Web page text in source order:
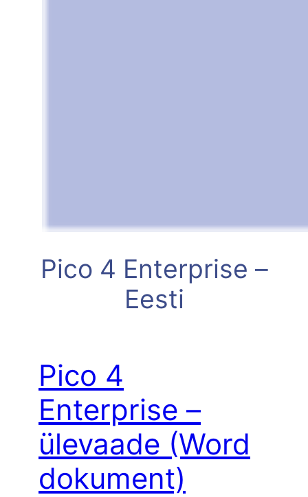
Pico 4 Enterprise –
Eesti
Pico 4
Enterprise –
ülevaade (Word
dokument)